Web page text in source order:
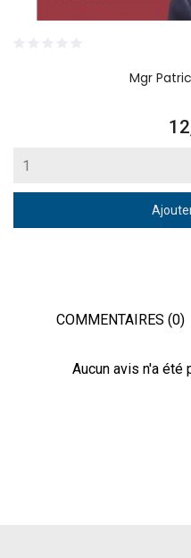
Mgr
COMMENTAIRES (0)
Aucun avis n'a été